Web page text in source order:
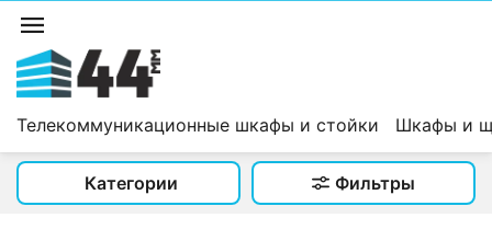
Телекоммуникационные шкафы и стойки Шкафы и
Категории Фильтры